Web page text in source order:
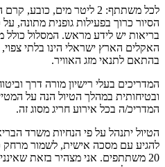
לכל משתתף: 2 ליטר מים,
הסיור כרוך בפעילות גופנית מתונה,
בריאות יש לידע מראש. המסלול
האקלים הארץ ישראלי הינו בלתי צפוי,
בהתאם לתנאי מזג האוויר.
המדריכים בעלי רישיון מורה דרך
ובטיחותית במהלך הטיול הנה על
המדריכ/ה בכל אירוע חריג מסוג זה.
הטיול יתנהל על פי הנחיות משרד
להגיע עם מסכה אישית, לשמור מרחק
20 משתתפים. אני מצהיר בזאת